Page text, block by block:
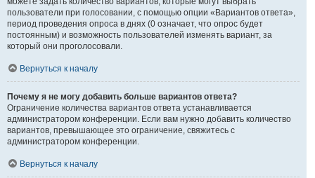
пользователи при голосовании, с помощью опции «Вариантов ответа»,
период проведения опроса в днях (0 означает, что опрос будет
постоянным) и возможность пользователей изменять вариант, за
который они проголосовали.
Вернуться к началу
Почему я не могу добавить больше вариантов ответа?
Ограничение количества вариантов ответа устанавливается
администратором конференции. Если вам нужно добавить количество
вариантов, превышающее это ограничение, свяжитесь с
администратором конференции.
Вернуться к началу